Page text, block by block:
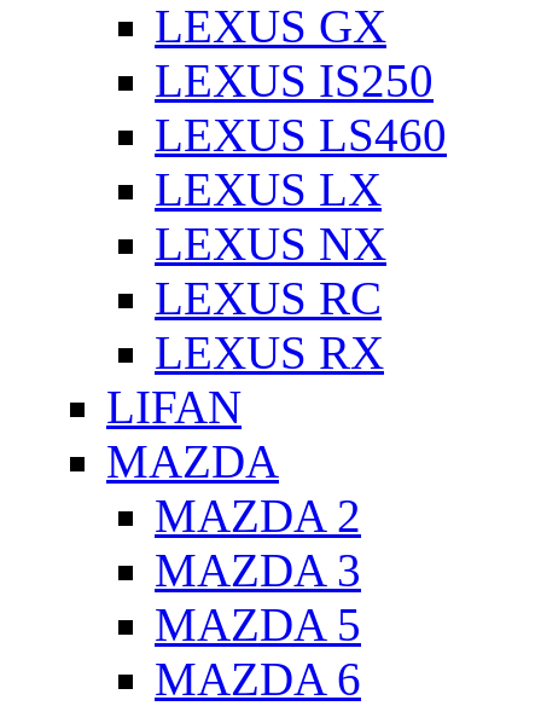
LEXUS GX
LEXUS IS250
LEXUS LS460
LEXUS LX
LEXUS NX
LEXUS RC
LEXUS RX
LIFAN
MAZDA
MAZDA 2
MAZDA 3
MAZDA 5
MAZDA 6